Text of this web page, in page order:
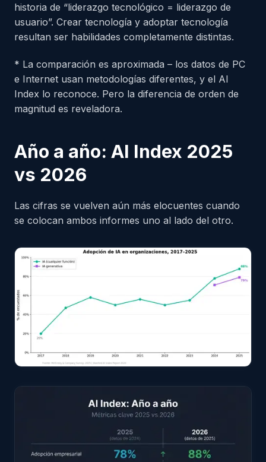
historia de “liderazgo tecnológico = liderazgo de
usuario”. Crear tecnología y adoptar tecnología
resultan ser habilidades completamente distintas.
* La comparación es aproximada – los datos de PC
e Internet usan metodologías diferentes, y el AI
Index lo reconoce. Pero la diferencia de orden de
magnitud es reveladora.
Año a año: AI Index 2025
vs 2026
Las cifras se vuelven aún más elocuentes cuando
se colocan ambos informes uno al lado del otro.